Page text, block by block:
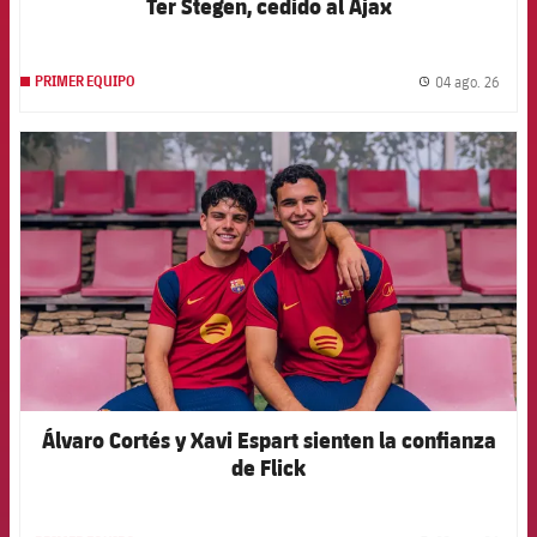
PRIMER EQUIPO 04 ago. 26
FCB Barcelona badge
Álvaro Cortés y Xavi Espart sienten la confianza
de Flick